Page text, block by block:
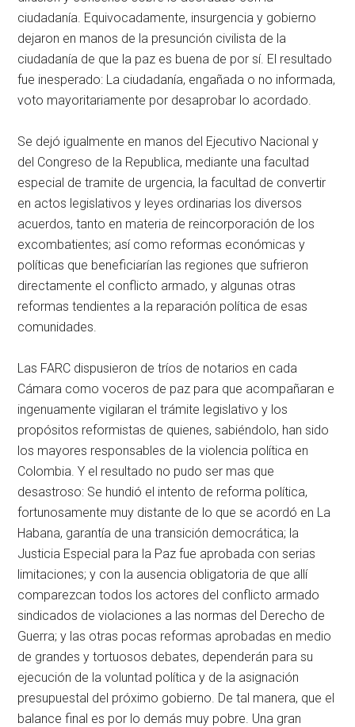
ciudadanía. Equivocadamente, insurgencia y gobierno
dejaron en manos de la presunción civilista de la
ciudadanía de que la paz es buena de por sí. El resultado
fue inesperado: La ciudadanía, engañada o no informada,
voto mayoritariamente por desaprobar lo acordado.
Se dejó igualmente en manos del Ejecutivo Nacional y
del Congreso de la Republica, mediante una facultad
especial de tramite de urgencia, la facultad de convertir
en actos legislativos y leyes ordinarias los diversos
acuerdos, tanto en materia de reincorporación de los
excombatientes; así como reformas económicas y
políticas que beneficiarían las regiones que sufrieron
directamente el conflicto armado, y algunas otras
reformas tendientes a la reparación política de esas
comunidades.
Las FARC dispusieron de tríos de notarios en cada
Cámara como voceros de paz para que acompañaran e
ingenuamente vigilaran el trámite legislativo y los
propósitos reformistas de quienes, sabiéndolo, han sido
los mayores responsables de la violencia política en
Colombia. Y el resultado no pudo ser mas que
desastroso: Se hundió el intento de reforma política,
fortunosamente muy distante de lo que se acordó en La
Habana, garantía de una transición democrática; la
Justicia Especial para la Paz fue aprobada con serias
limitaciones; y con la ausencia obligatoria de que allí
comparezcan todos los actores del conflicto armado
sindicados de violaciones a las normas del Derecho de
Guerra; y las otras pocas reformas aprobadas en medio
de grandes y tortuosos debates, dependerán para su
ejecución de la voluntad política y de la asignación
presupuestal del próximo gobierno. De tal manera, que el
balance final es por lo demás muy pobre. Una gran